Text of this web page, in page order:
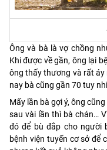
Ông và bà là vợ chồng
Khi được về gần, ông lại
ông thấy thương và rất áy
nay bà cũng gần 70 tuy
Mấy lần bà gợi ý, ông
sau vài lần thì bà chán…
đó để bù đắp cho người
bệnh viện tuyến cơ sở để